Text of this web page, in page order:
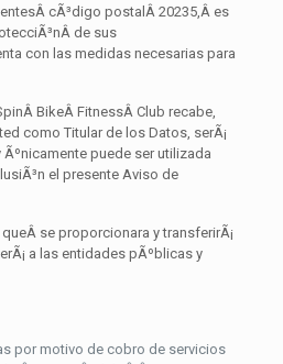
cÃ³digo postalÂ 20235,Â es
de sus
con las medidas necesarias para
BikeÂ FitnessÂ Club recabe,
como Titular de los Datos, serÃ¡
puede ser utilizada
el presente Aviso de
se proporcionara y transferirÃ¡
a las entidades pÃºblicas y
por motivo de cobro de servicios